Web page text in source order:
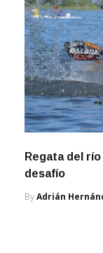
Regata del
desafío
ByAdrián